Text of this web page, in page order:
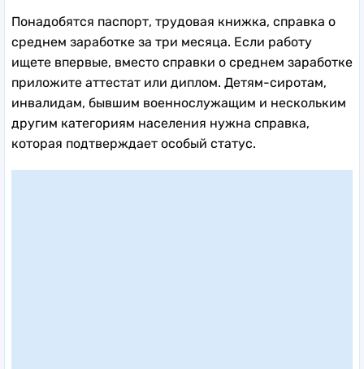
Понадобятся паспорт, трудовая книжка, справка о
среднем заработке за три месяца. Если работу
ищете впервые, вместо справки о среднем заработке
приложите аттестат или диплом. Детям-сиротам,
инвалидам, бывшим военнослужащим и нескольким
другим категориям населения нужна справка,
которая подтверждает особый статус.